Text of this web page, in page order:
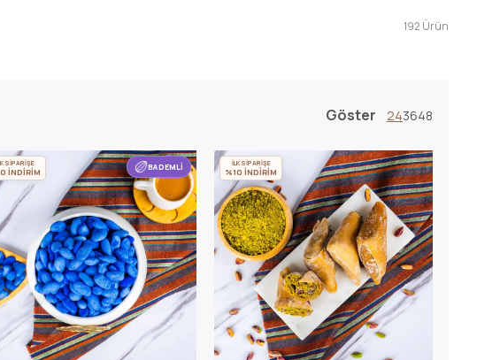
192 Ürün
Göster 243648
BADEMLİ
SİPARİŞE
İNDİRİM
İLK SİPARİŞE
%10 İNDİRİM